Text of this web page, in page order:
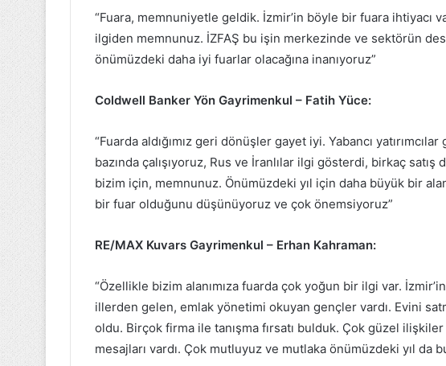
“Fuara, memnuniyetle geldik. İzmir’in böyle bir fuara ihtiyacı
ilgiden memnunuz. İZFAŞ bu işin merkezinde ve sektörün
önümüzdeki daha iyi fuarlar olacağına inanıyoruz”
Coldwell Banker Yön Gayrimenkul – Fatih Yüce:
“Fuarda aldığımız geri dönüşler gayet iyi. Yabancı
bazında çalışıyoruz, Rus ve İranlılar ilgi gösterdi, birkaç
bizim için, memnunuz. Önümüzdeki yıl için daha büyük bir
bir fuar olduğunu düşünüyoruz ve çok önemsiyoruz”
RE/MAX Kuvars Gayrimenkul – Erhan Kahraman:
“Özellikle bizim alanımıza fuarda çok yoğun bir ilgi var. İzmir’in
illerden gelen, emlak yönetimi okuyan gençler vardı. Evini
oldu. Birçok firma ile tanışma fırsatı bulduk. Çok güzel ilişkiler
mesajları vardı. Çok mutluyuz ve mutlaka önümüzdeki yıl da